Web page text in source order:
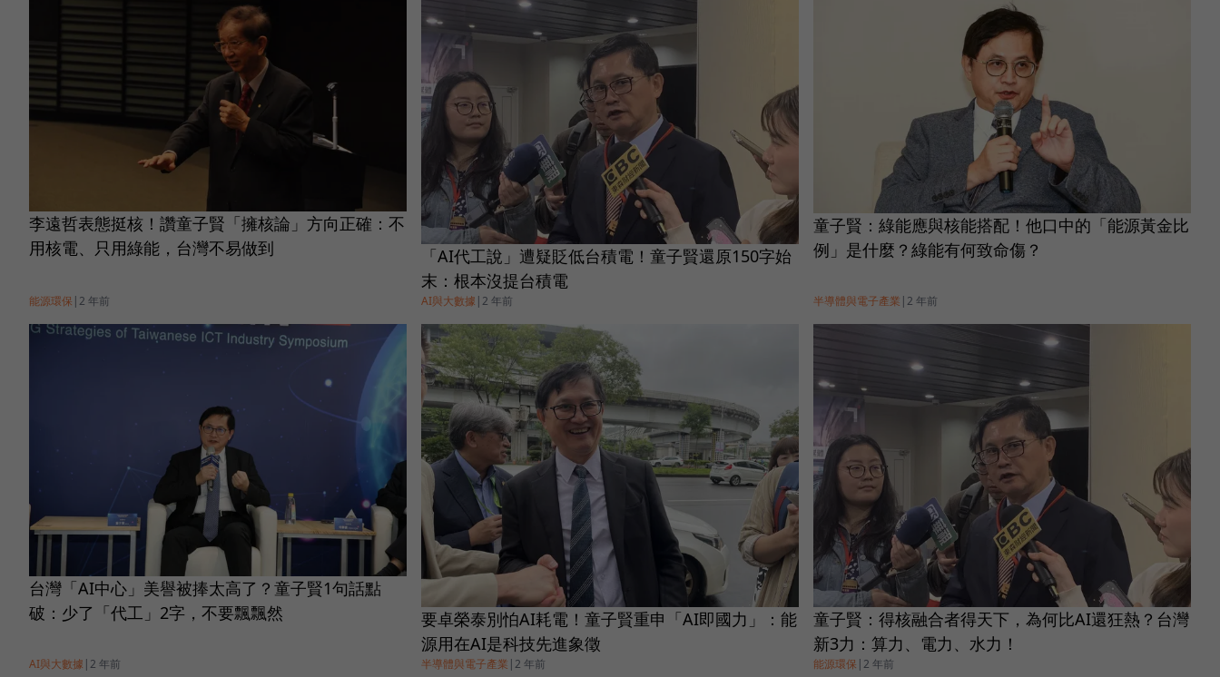
李遠哲表態挺核！讚童子賢「擁核論」方向正確：不
用核電、只用綠能，台灣不易做到
能源環保 |2 年前
「AI代工說」遭疑貶低台積電！童子賢還原150字始
末：根本沒提台積電
AI與大數據 |2 年前
童子賢：綠能應與核能搭配！他口中的「能源黃金比
例」是什麼？綠能有何致命傷？
半導體與電子產業 |2 年前
台灣「AI中心」美譽被捧太高了？童子賢1句話點
破：少了「代工」2字，不要飄飄然
AI與大數據 |2 年前
要卓榮泰別怕AI耗電！童子賢重申「AI即國力」：能
源用在AI是科技先進象徵
半導體與電子產業 |2 年前
童子賢：得核融合者得天下，為何比AI還狂熱？台灣
新3力：算力、電力、水力！
能源環保 |2 年前